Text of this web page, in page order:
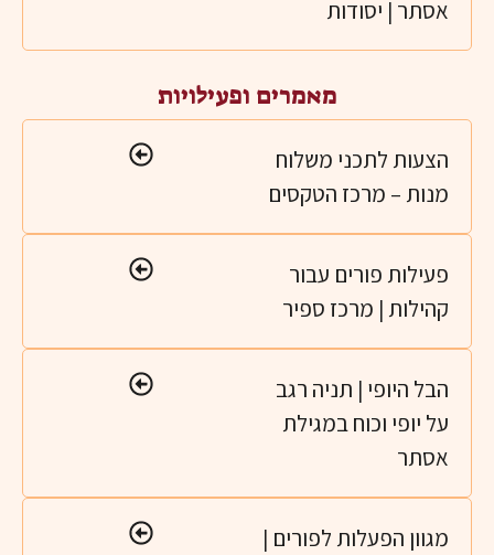
| יסודות
מאמרים ופעילויות
לתכני משלוח
– מרכז הטקסים
פורים עבור
| מרכז ספיר
היופי | תניה רגב
יופי וכוח במגילת
הפעלות לפורים |